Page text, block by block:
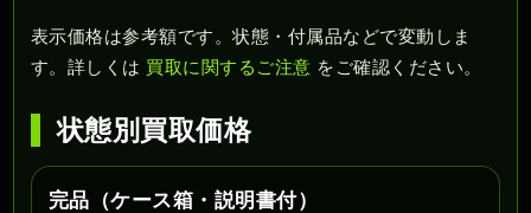
表示価格は参考額です。状態・付属品などで変動しま
す。詳しくは 買取に関するご注意 をご確認ください。
状態別買取価格
完品（ケース箱・説明書付）